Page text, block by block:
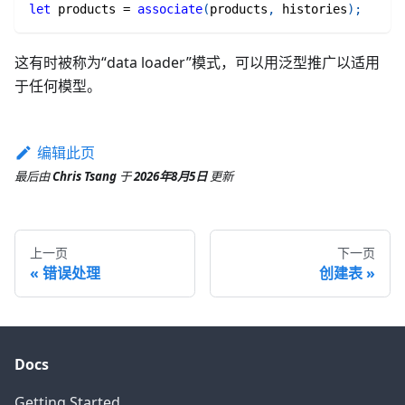
let products = associate(products , histories) ;
这有时被称为“data loader”模式，可以用泛型推广以适用
于任何模型。
编辑此页
最后由Chris Tsang 于2026年8月5日 更新
上一页
错误处理
下一页
创建表
Docs